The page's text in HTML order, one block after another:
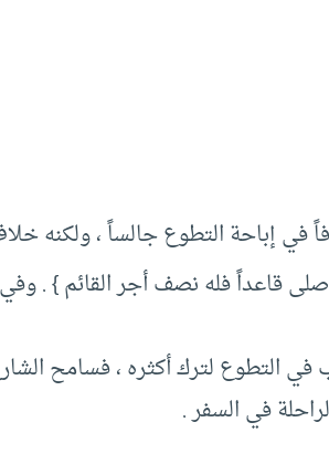
في إباحة التطوع جالساً ‏،‏ ولكنه
قاعداً فله نصف أجر القائم ‏}‏ ‏.‏
التطوع لترك أكثره ‏،‏ فسامح
في السفر ‏.‏